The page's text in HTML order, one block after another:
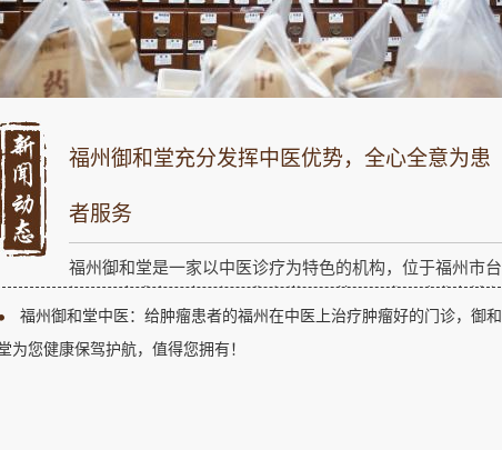
福州御和堂充分发挥中医优势，全心全意为患
者服务
福州御和堂是一家以中医诊疗为特色的机构，位于福州市台
江区。自成立以来，福州御和堂以医德、医术、追求卓越和
关爱生命为核心价值观，以治疗肿瘤疾病、常见病和疑难杂
病为特色。该机构采用中医特色诊疗形式，发扬了名老中医
福州御和堂中医：给肿瘤患者的福州在中医上治疗肿瘤好的门诊，御和
为您健康保驾护航，值得您拥有！